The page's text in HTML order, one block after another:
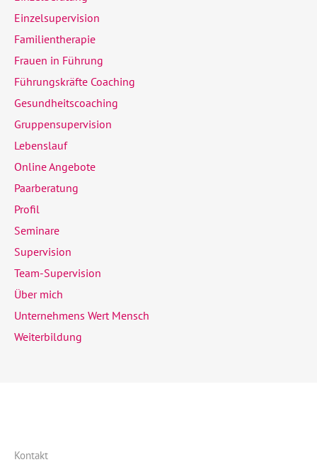
Einzelsupervision
Familientherapie
Frauen in Führung
Führungskräfte Coaching
Gesundheitscoaching
Gruppensupervision
Lebenslauf
Online Angebote
Paarberatung
Profil
Seminare
Supervision
Team-Supervision
Über mich
Unternehmens Wert Mensch
Weiterbildung
Kontakt